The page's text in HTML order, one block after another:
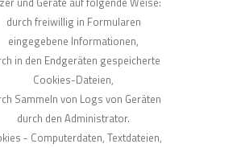
durch freiwillig in Formularen
eingegebene Informationen,
in den Endgeräten gespeicherte
Cookies-Dateien,
Sammeln von Logs von Geräten
durch den Administrator.
- Computerdaten, Textdateien,